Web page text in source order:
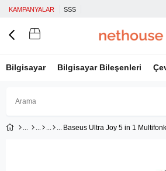
KAMPANYALAR SSS
Bilgisayar Bilgisayar Bileşenleri
Üye Ol